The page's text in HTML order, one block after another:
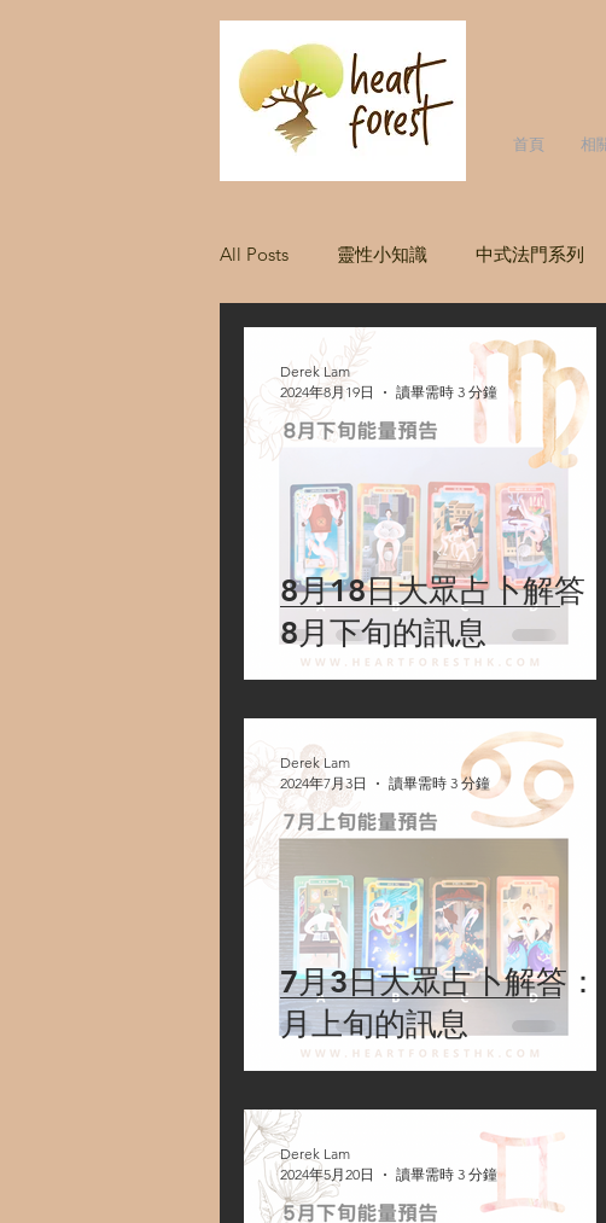
首頁 相
All Posts 靈性小知識 中式法門系列
人際關係 Kundalini Yoga
8月18日大眾占卜解答：
8月下旬的訊息
Derek Lam
2024年8月19日
讀畢需時 3 分鐘
7月3日大眾占卜解答：7
月上旬的訊息
Derek Lam
2024年7月3日
讀畢需時 3 分鐘
Derek Lam
2024年5月20日
讀畢需時 3 分鐘